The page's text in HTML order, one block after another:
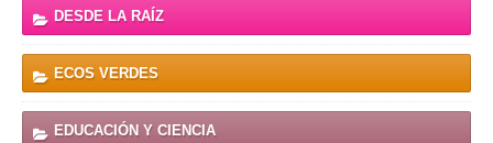
DESDE LA RAÍZ
ECOS VERDES
EDUCACIÓN Y CIENCIA